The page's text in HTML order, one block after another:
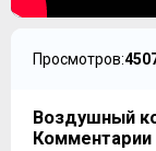
Просмотров:
Воздушный
Комментарии